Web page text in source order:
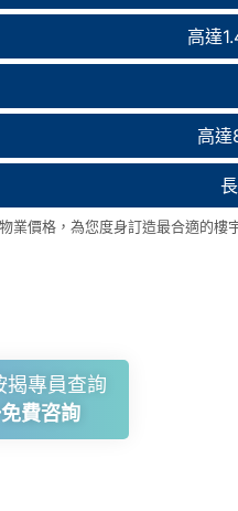
高達
高
業價格，為您度身訂造最合適的樓
揭專員查詢
費咨詢